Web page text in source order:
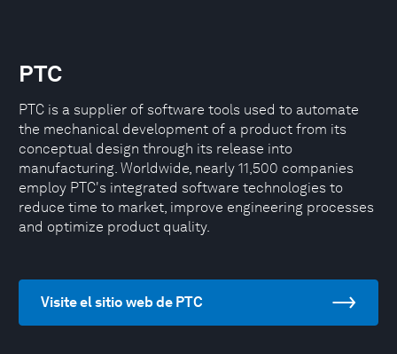
PTC
PTC is a supplier of software tools used to automate
the mechanical development of a product from its
conceptual design through its release into
manufacturing. Worldwide, nearly 11,500 companies
employ PTC's integrated software technologies to
reduce time to market, improve engineering processes
and optimize product quality.
Visite el sitio web de PTC